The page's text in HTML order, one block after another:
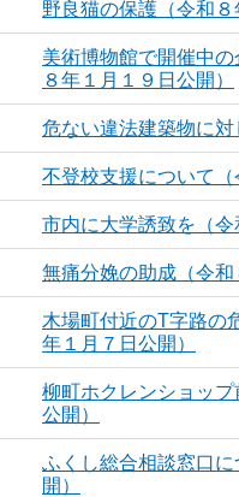
野良猫の保護（令和８
美術博物館で開催中
８年１月１９日公開）
危ない違法建築物に対
不登校支援について（
市内に大学誘致を（令
無痛分娩の助成（令和
木場町付近のT字路の
年１月７日公開）
柳町ホクレンショッ
公開）
ふくし総合相談窓口
開）